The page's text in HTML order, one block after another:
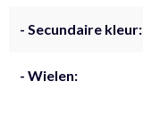
- Secundaire kleur:
- Wielen: